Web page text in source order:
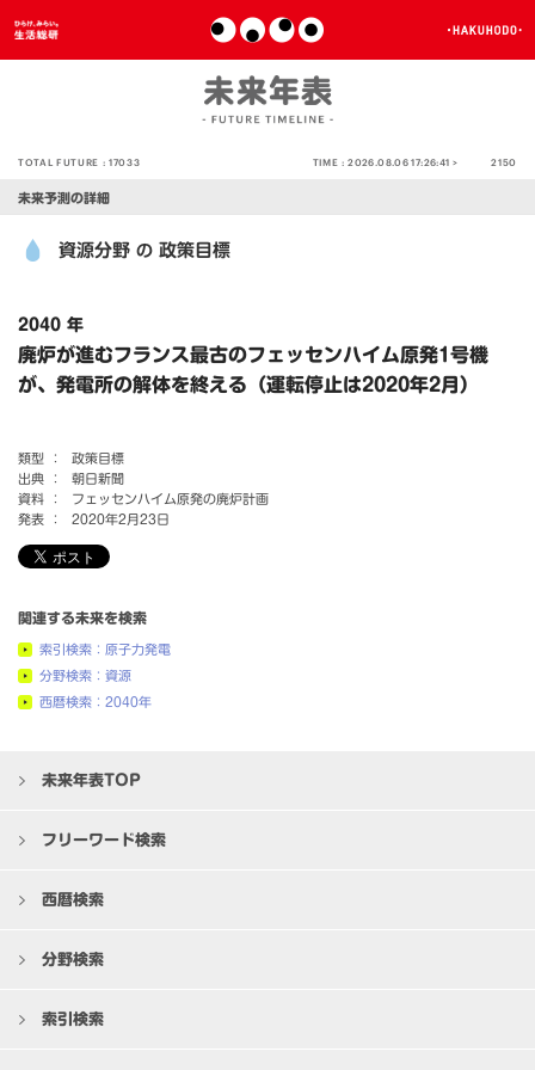
TOTAL FUTURE :17033 TIME :2026.08.06 17:26:41 > 2150
未来予測の詳細
資源分野 の 政策目標
2040 年
廃炉が進むフランス最古のフェッセンハイム原発1号機
が、発電所の解体を終える（運転停止は2020年2月）
類型 ：
政策目標
出典 ：
朝日新聞
資料 ：
フェッセンハイム原発の廃炉計画
発表 ：
2020年2月23日
関連する未来を検索
索引検索：原子力発電
分野検索：資源
西暦検索：2040年
未来年表TOP
フリーワード検索
西暦検索
分野検索
索引検索